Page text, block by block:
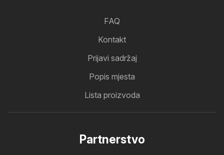
FAQ
Kontakt
Prijavi sadržaj
Popis mjesta
Lista proizvoda
Partnerstvo